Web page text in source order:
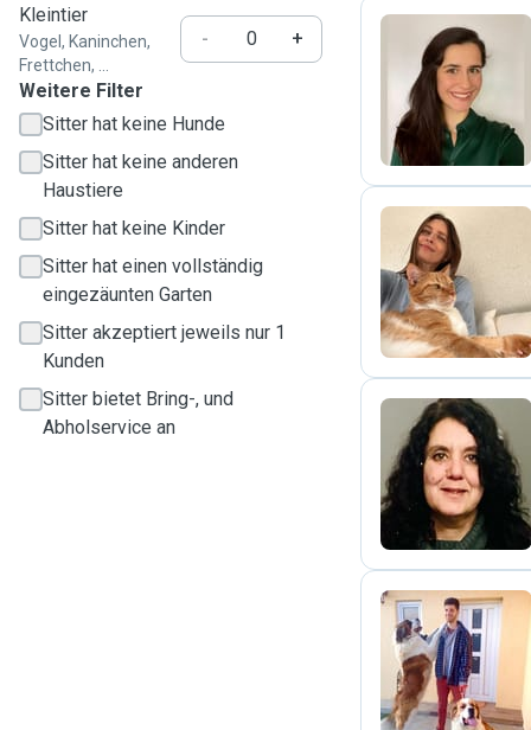
Kleintier
Vogel, Kaninchen,
Frettchen, ...
- +
Weitere Filter
Sitter hat keine Hunde
Sitter hat keine anderen
Haustiere
Sitter hat keine Kinder
Sitter hat einen vollständig
eingezäunten Garten
Sitter akzeptiert jeweils nur 1
Kunden
Sitter bietet Bring-, und
Abholservice an
S
V
C
D